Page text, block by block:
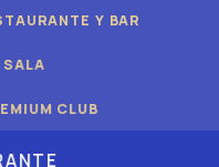
Y BAR
SALA
CLUB
Tradición